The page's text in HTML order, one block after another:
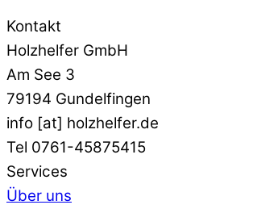
Kontakt
Holzhelfer GmbH
Am See 3
79194 Gundelfingen
info [at] holzhelfer.de
Tel 0761-45875415
Services
Über uns